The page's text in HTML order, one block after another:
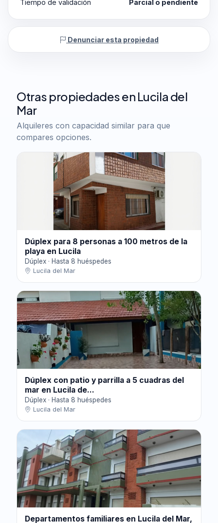
Tiempo de validación
Parcial o pendiente
Denunciar esta propiedad
Otras propiedades en Lucila del
Mar
Alquileres con capacidad similar para que
compares opciones.
Dúplex para 8 personas a 100 metros de la
playa en Lucila
Dúplex · Hasta 8 huéspedes
Lucila del Mar
Dúplex con patio y parrilla a 5 cuadras del
mar en Lucila de...
Dúplex · Hasta 8 huéspedes
Lucila del Mar
Departamentos familiares en Lucila del Mar,